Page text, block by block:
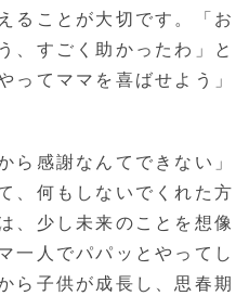
ることが大切です。「お
、すごく助かったわ」と
ってママを喜ばせよう」
ら感謝なんてできない」
、何もしないでくれた方
、少し未来のことを想像
一人でパパッとやってし
ら子供が成長し、思春期